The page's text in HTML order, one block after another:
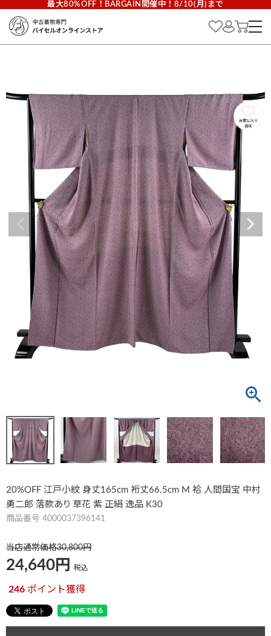
最大80%OFF！BARGAIN開催中！8/10(月)まで
20%OFF 江戸小紋 身丈165cm 裄丈66.5cm M 袷 人間国宝 中村
勇二郎 落款あり 草花 紫 正絹 逸品 K30
商品番号 4000037396141
当店通常価格30,800
24,640 税込
246 ポイント獲得